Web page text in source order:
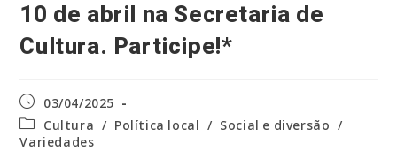
10 de abril na Secretaria de
Cultura. Participe!*
Post
publicado:
03/04/2025
Categoria
do
Cultura / Política local / Social e diversão /
Variedades